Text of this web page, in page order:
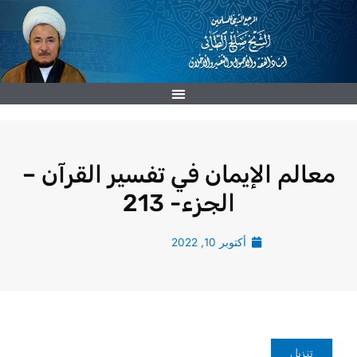
تخطي
معالم الإيمان في تفسير القرآن –
الجزء- 213
أكتوبر 10, 2022
تنزيل